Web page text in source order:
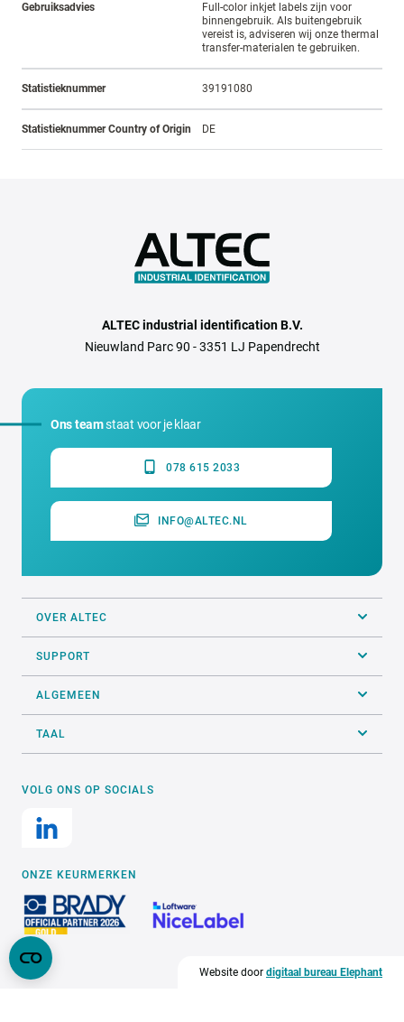
Gebruiksadvies
Full-color inkjet labels zijn voor
binnengebruik. Als buitengebruik
vereist is, adviseren wij onze thermal
transfer-materialen te gebruiken.
Statistieknummer 39191080
Statistieknummer Country of Origin DE
ALTEC industrial identification B.V.
Nieuwland Parc 90 - 3351 LJ Papendrecht
Ons teamstaat voor je klaar
078 615 2033
INFO@ALTEC.NL
OVER ALTEC
SUPPORT
ALGEMEEN
TAAL
VOLG ONS OP SOCIALS
ONZE KEURMERKEN
Website door digitaal bureau Elephant